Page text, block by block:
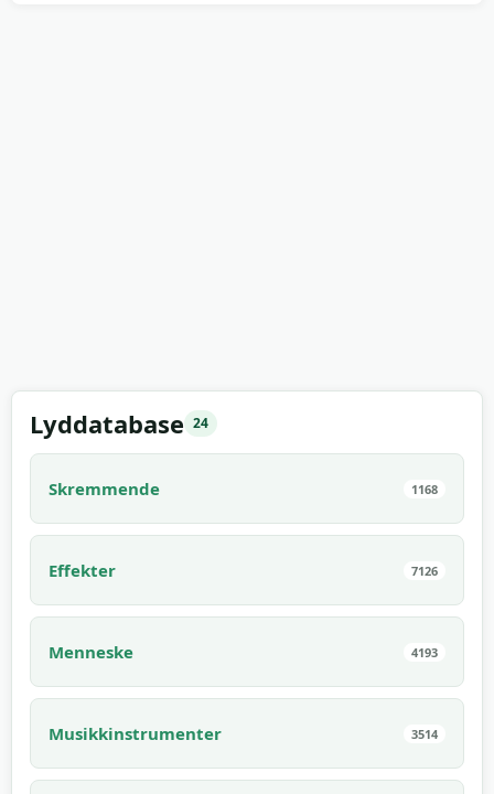
Lyddatabase 24
Skremmende 1168
Effekter 7126
Menneske 4193
Musikkinstrumenter 3514